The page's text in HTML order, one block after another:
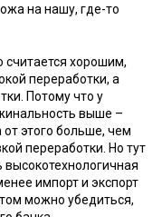
на нашу, где-то
считается хорошим,
переработки, а
Потому что у
выше –
от этого больше, чем
переработки. Но тут
импорт и экспорт
можно убедиться,